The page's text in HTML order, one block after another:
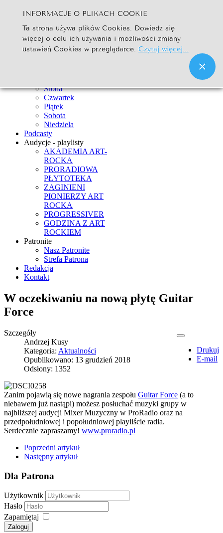
Szukaj... Go
Strona Główna
Newsy
Środa
Czwartek
Piątek
Sobota
Niedziela
Podcasty
Audycje - playlisty
AKADEMIA ART-
ROCKA
PRORADIOWA
PŁYTOTEKA
ZAGINIENI
PIONIERZY ART
ROCKA
PROGRESSIVER
GODZINA Z ART
ROCKIEM
Patronite
Nasz Patronite
Strefa Patrona
Redakcja
Kontakt
W oczekiwaniu na nową płytę Guitar
Force
Drukuj
E-mail
Szczegóły
Andrzej Kusy
Kategoria: Aktualności
Opublikowano: 13 grudzień 2018
Odsłony: 1352
Zanim pojawią się nowe nagrania zespołu Guitar Force (a to
niebawem już nastąpi) możesz posłuchać muzyki grupy w
najbliższej audycji Mixer Muzyczny w ProRadio oraz na
przedpołudniowej i popołudniowej playliście radia.
Serdecznie zapraszamy! www.proradio.pl
Poprzedni artykuł
Następny artykuł
Dla Patrona
Użytkownik
Hasło
Zapamiętaj
Zaloguj
INFORMACJE O PLIKACH COOKIE
Ta strona używa plików Cookies. Dowiedz się
więcej o celu ich używania i możliwości zmiany
ustawień Cookies w przeglądarce. Czytaj więcej...